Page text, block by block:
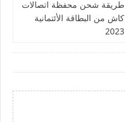
طريقة شحن محفظة اتصالات
كاش من البطاقة الأئتمانية
2023